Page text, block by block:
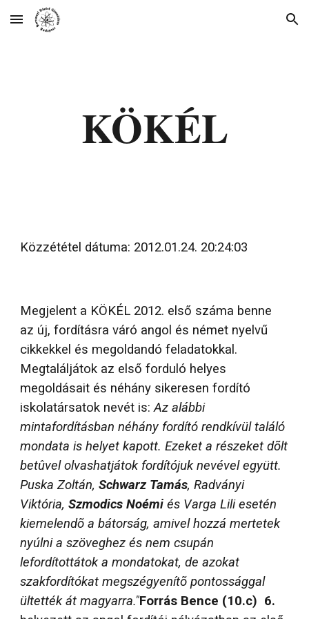
Skip to main content Skip to navigation
KÖKÉL
Közzététel dátuma: 2012.01.24. 20:24:03
Megjelent a KÖKÉL 2012. első száma benne
az új, fordításra váró angol és német nyelvű
cikkekkel és megoldandó feladatokkal.
Megtaláljátok az első forduló helyes
megoldásait és néhány sikeresen fordító
iskolatársatok nevét is:Az alábbi
mintafordításban néhány fordító rendkívül találó
mondata is helyet kapott. Ezeket a részeket dõlt
betûvel olvashatjátok fordítójuk nevével együtt.
Puska Zoltán,Schwarz Tamás, Radványi
Viktória,Szmodics Noémi és Varga Lili esetén
kiemelendõ a bátorság, amivel hozzá mertetek
nyúlni a szöveghez és nem csupán
lefordítottátok a mondatokat, de azokat
szakfordítókat megszégyenítõ pontossággal
ültették át magyarra."Forrás Bence (10.c) 6.